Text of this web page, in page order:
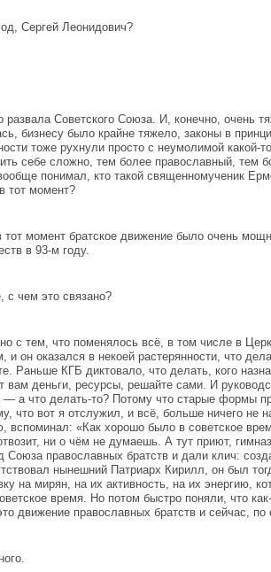
Сергей Леонидович?
Советского Союза. И, конечно, очень
бизнесу было крайне тяжело, законы в
тоже рухнули просто с неумолимой какой-
себе сложно, тем более православный, тем
понимал, кто такой священномученик
тот момент?
момент братское движение было очень
в 93-м году.
чем это связано?
с тем, что поменялось всё, в том числе в
и он оказался в некоей растерянности, что
Раньше КГБ диктовало, что делать, кого
вам деньги, ресурсы, решайте сами. И
— а что делать-то? Потому что старые формы
что вот я отслужил, и всё, больше ничего не
вспоминал: «Как хорошо было в советское
ни о чём не думаешь. А тут приют,
Союза православных братств и дали клич:
нынешний Патриарх Кирилл, он был
на мирян, на их активность, на их энергию,
время. Но потом быстро поняли, что
движение православных братств и сейчас, по